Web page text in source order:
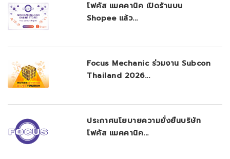
โฟคัส แมคคานิค เปิดร้านบน
Shopee แล้ว...
Focus Mechanic ร่วมงาน Subcon
Thailand 2026...
ประกาศนโยบายความยั่งยืนบริษัท
โฟคัส แมคคานิค...